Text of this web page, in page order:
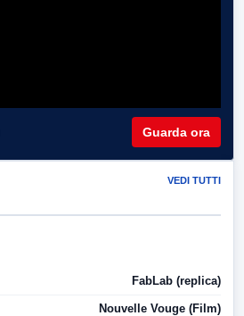
Guarda ora
VEDI TUTTI
FabLab (replica)
Nouvelle Vouge (Film)